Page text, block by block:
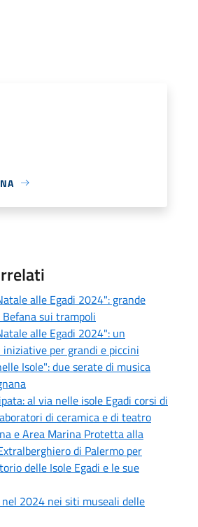
alle Egadi 2024": grande
sui trampoli
alle Egadi 2024": un
per grandi e piccini
Isole": due serate di musica
al via nelle isole Egadi corsi di
di ceramica e di teatro
e Area Marina Protetta alla
di Palermo per
delle Isole Egadi e le sue
nel 2024 nei siti museali delle